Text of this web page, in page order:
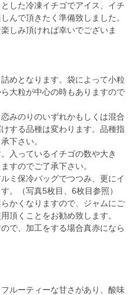
した冷凍イチゴでアイス、イチ
んで頂きたく準備致しました。
しみ頂ければ幸いでございま
めとなります。袋によって小粒
大粒が中心の時もありますので
みのりのいずれかもしくは混合
する品種は変わります。品種指
下さい。
入っているイチゴの数や大き
すのでご了承下さい。
ミ保冷バッグでつつみ、更にイ
。（写真5枚目、6枚目参照）
かくなりますので、ジャムにご
頂くことをお勧め致します。
で、加工をする場合真赤になら
ルーティーな甘さがあり、酸味